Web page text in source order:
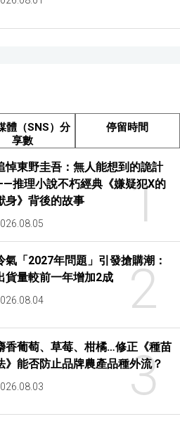
體（SNS）分
享數
停留時間
1
悼東野圭吾：無人能想到的詭計
推理小說不朽經典《嫌疑犯X的
身》背後的故事
2
氣「2027年問題」引發搶購潮：
貨量較前一年增加2成
3
香葡萄、草莓、柑橘…修正《種苗
》能否防止品牌農產品種外流？